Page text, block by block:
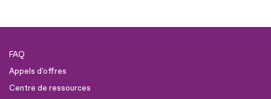
FAQ
Appels d'offres
Centre de ressources